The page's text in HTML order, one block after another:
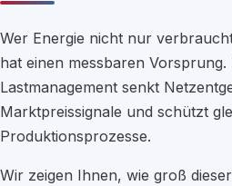
Wer Energie nicht nur
hat einen messbaren Vorsprung.
Lastmanagement senkt
Marktpreissignale und schützt
Produktionsprozesse.
Wir zeigen Ihnen, wie groß